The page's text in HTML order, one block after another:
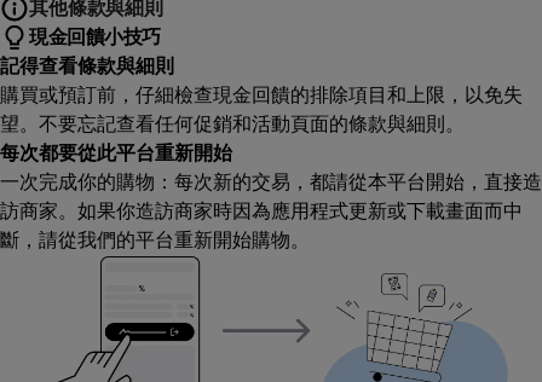
其他條款與細則
現金回饋小技巧
記得查看條款與細則
購買或預訂前，仔細檢查現金回饋的排除項目和上限，以免失
望。不要忘記查看任何促銷和活動頁面的條款與細則。
每次都要從此平台重新開始
一次完成你的購物：每次新的交易，都請從本平台開始，直接造
訪商家。如果你造訪商家時因為應用程式更新或下載畫面而中
斷，請從我們的平台重新開始購物。